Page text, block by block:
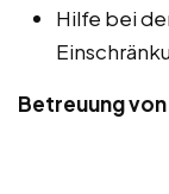
Hilfe bei
Betreuung